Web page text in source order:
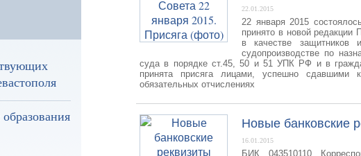
22.01.2015
22 января 2015
принято в новой редакции
в качестве защитников
судопроизводстве по
суда в порядке ст.45, 50 и 51 УПК РФ и в
принята присяга лицами, успешно сдавшими
обязательных отчислениях
Новые банковские
16.01.2015
БИК 043510110